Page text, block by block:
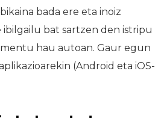
bada ere eta inoiz
bat sartzen den istripu
hau autoan. Gaur egun
(Android eta iOS-